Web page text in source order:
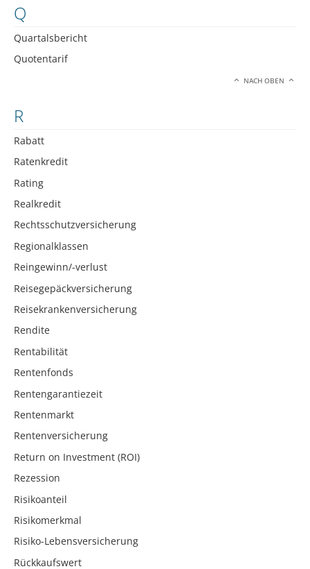
Q
Quartalsbericht
Quotentarif
NACH OBEN
R
Rabatt
Ratenkredit
Rating
Realkredit
Rechtsschutzversicherung
Regionalklassen
Reingewinn/-verlust
Reisegepäckversicherung
Reisekrankenversicherung
Rendite
Rentabilität
Rentenfonds
Rentengarantiezeit
Rentenmarkt
Rentenversicherung
Return on Investment (ROI)
Rezession
Risikoanteil
Risikomerkmal
Risiko-Lebensversicherung
Rückkaufswert